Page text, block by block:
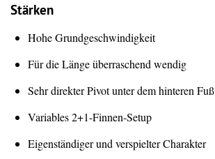
Stärken
Hohe Grundgeschwindigkeit
Für die Länge überraschend wendig
Sehr direkter Pivot unter dem hinteren Fuß
Variables 2+1-Finnen-Setup
Eigenständiger und verspielter Charakter